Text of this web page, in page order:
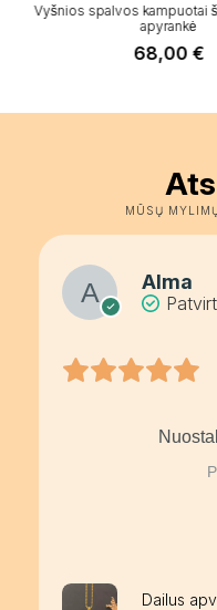
Vyšnios spalvos kampuotai
apyrankė
68,00€
MŪSŲ
Alma
Dailus